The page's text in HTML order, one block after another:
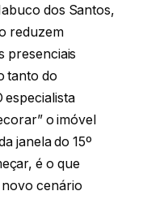
dos Santos,
reduzem
presenciais
tanto do
o imóvel
janela do 15º
é o que
cenário